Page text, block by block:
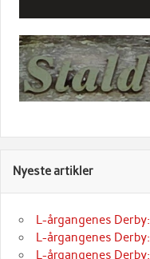
Nyeste artikler
L-årgangenes
L-årgangenes
L-årgangenes